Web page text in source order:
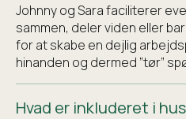
Johnny og Sara faciliterer
sammen, deler viden eller
for at skabe en dejlig
hinanden og dermed ”tør”
Hvad er inkluderet i